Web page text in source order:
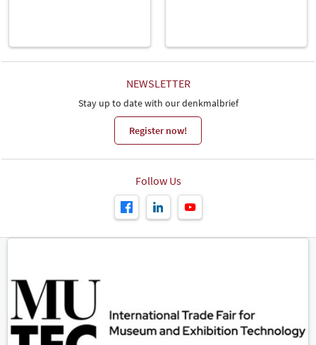
NEWSLETTER
Stay up to date with our denkmalbrief
Register now!
Follow Us